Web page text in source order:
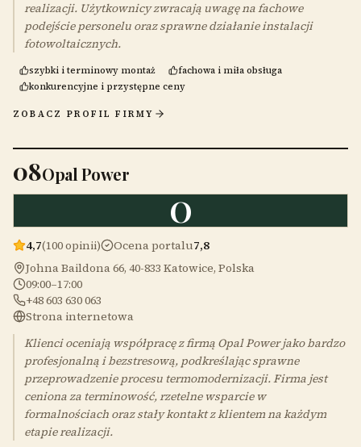
realizacji. Użytkownicy zwracają uwagę na fachowe
podejście personelu oraz sprawne działanie instalacji
fotowoltaicznych.
szybki i terminowy montaż
fachowa i miła obsługa
konkurencyjne i przystępne ceny
ZOBACZ PROFIL FIRMY
08Opal Power
O
4,7(100 opinii) Ocena portalu7,8
Johna Baildona 66, 40-833 Katowice, Polska
09:00–17:00
+48 603 630 063
Strona internetowa
Klienci oceniają współpracę z firmą Opal Power jako bardzo
profesjonalną i bezstresową, podkreślając sprawne
przeprowadzenie procesu termomodernizacji. Firma jest
ceniona za terminowość, rzetelne wsparcie w
formalnościach oraz stały kontakt z klientem na każdym
etapie realizacji.